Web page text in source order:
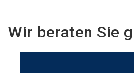
Wir beraten Sie